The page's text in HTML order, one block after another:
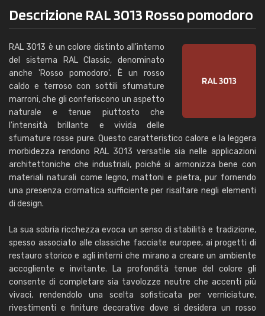
Descrizione RAL 3013 Rosso pomodoro
RAL 3013 è un colore distinto all'interno
del sistema RAL Classic, denominato
anche 'Rosso pomodoro'. È un rosso
caldo e terroso con sottili sfumature
marroni, che gli conferiscono un aspetto
naturale e tenue piuttosto che
l'intensità brillante e vivida delle
sfumature rosse pure. Questo caratteristico calore e la leggera
morbidezza rendono RAL 3013 versatile sia nelle applicazioni
architettoniche che industriali, poiché si armonizza bene con
materiali naturali come legno, mattoni e pietra, pur fornendo
una presenza cromatica sufficiente per risaltare negli elementi
di design.
La sua sobria ricchezza evoca un senso di stabilità e tradizione,
spesso associato alle classiche facciate europee, ai progetti di
restauro storico e agli interni che mirano a creare un ambiente
accogliente e invitante. La profondità tenue del colore gli
consente di completare sia tavolozze neutre che accenti più
vivaci, rendendolo una scelta sofisticata per verniciature,
rivestimenti e finiture decorative dove si desidera un rosso